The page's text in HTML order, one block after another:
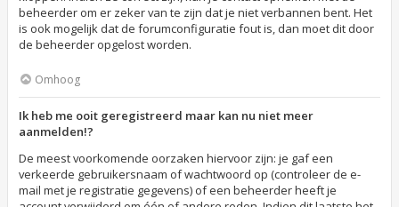
beheerder om er zeker van te zijn dat je niet verbannen bent. Het
is ook mogelijk dat de forumconfiguratie fout is, dan moet dit door
de beheerder opgelost worden.
Omhoog
Ik heb me ooit geregistreerd maar kan nu niet meer
aanmelden!?
De meest voorkomende oorzaken hiervoor zijn: je gaf een
verkeerde gebruikersnaam of wachtwoord op (controleer de e-
mail met je registratie gegevens) of een beheerder heeft je